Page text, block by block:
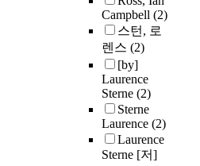
Campbell (2)
스턴, 로
렌스 (2)
[by]
Laurence
Sterne (2)
Sterne
Laurence (2)
Laurence
Sterne [저]